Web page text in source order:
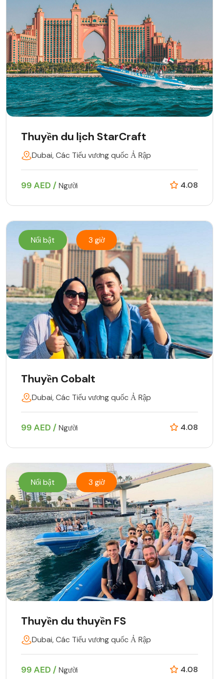
Thuyền du lịch StarCraft
Dubai, Các Tiểu vương quốc Ả Rập
99 AED / Người 4.08
Nổi bật 3 giờ
Thuyền Cobalt
Dubai, Các Tiểu vương quốc Ả Rập
99 AED / Người 4.08
Nổi bật 3 giờ
Thuyền du thuyền FS
Dubai, Các Tiểu vương quốc Ả Rập
99 AED / Người 4.08